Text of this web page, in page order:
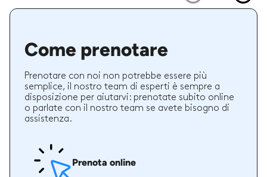
Come prenotare
Prenotare con noi non potrebbe essere più
semplice, il nostro team di esperti è sempre a
disposizione per aiutarvi: prenotate subito online
o parlate con il nostro team se avete bisogno di
assistenza.
Prenota online